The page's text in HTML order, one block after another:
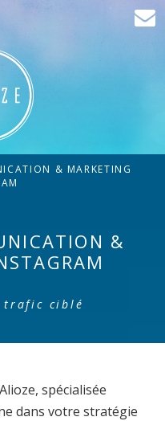
& MARKETING
&
trafic ciblé
spécialisée
dans votre stratégie